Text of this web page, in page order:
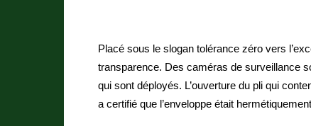
Placé sous le slogan tolérance zéro vers
transparence. Des caméras de surveillance
qui sont déployés. L’ouverture du pli qui
a certifié que l’enveloppe était